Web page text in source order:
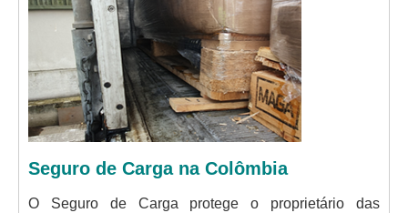
Seguro de Carga na Colômbia
O Seguro de Carga protege o proprietário das